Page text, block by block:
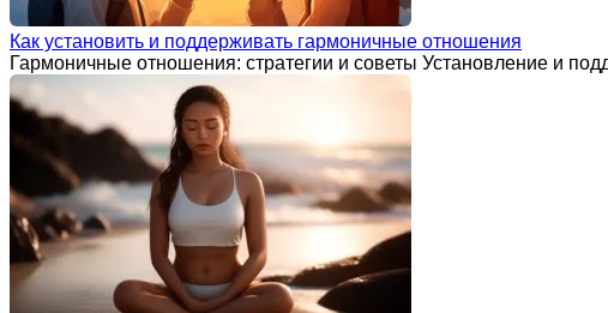
Как установить и поддерживать гармоничные отношения
Гармоничные отношения: стратегии и советы Установление и